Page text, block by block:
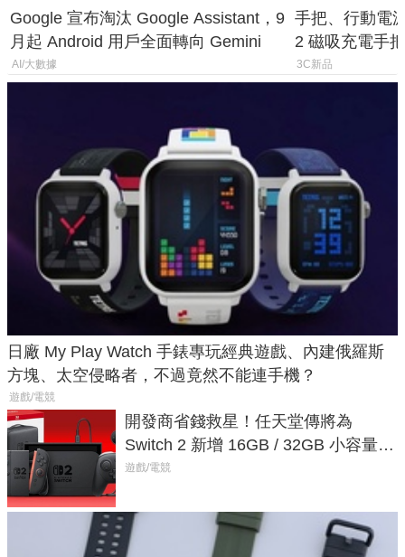
Google 宣布淘汰 Google Assistant，9
月起 Android 用戶全面轉向 Gemini
AI/大數據
手把、行動電
2 磁吸充電手
倍
3C新品
日廠 My Play Watch 手錶專玩經典遊戲、內建俄羅斯
方塊、太空侵略者，不過竟然不能連手機？
遊戲/電競
開發商省錢救星！任天堂傳將為
Switch 2 新增 16GB / 32GB 小容量遊
戲卡的選擇
遊戲/電競